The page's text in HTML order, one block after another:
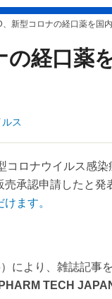
、新型コロナの経口薬を国
の経口薬
ス
ロナウイルス感
承認申請したと
ます。
により、雑誌記事
PHARM TECH